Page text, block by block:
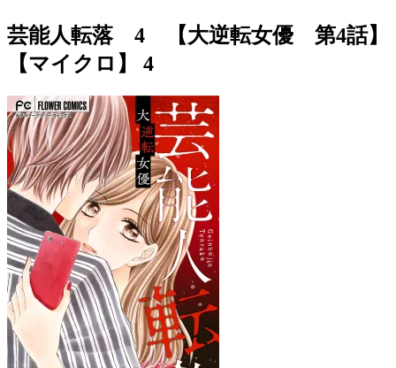
芸能人転落 4 【大逆転女優 第4話】
【マイクロ】 4